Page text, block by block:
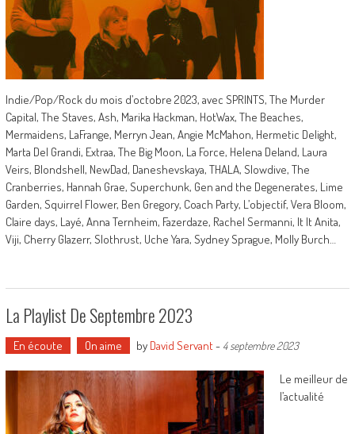
Indie/Pop/Rock du mois d’octobre 2023, avec SPRINTS, The Murder
Capital, The Staves, Ash, Marika Hackman, HotWax, The Beaches,
Mermaidens, LaFrange, Merryn Jean, Angie McMahon, Hermetic Delight,
Marta Del Grandi, Extraa, The Big Moon, La Force, Helena Deland, Laura
Veirs, Blondshell, NewDad, Daneshevskaya, THALA, Slowdive, The
Cranberries, Hannah Grae, Superchunk, Gen and the Degenerates, Lime
Garden, Squirrel Flower, Ben Gregory, Coach Party, L’objectif, Vera Bloom,
Claire days, Layé, Anna Ternheim, Fazerdaze, Rachel Sermanni, It It Anita,
Viji, Cherry Glazerr, Slothrust, Uche Yara, Sydney Sprague, Molly Burch…
La Playlist De Septembre 2023
En écoute On aime by David Servant- 4 septembre 2023
Le meilleur de
l’actualité